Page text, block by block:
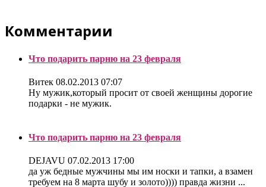
Комментарии
Что подарить парню на 23 февраля
Витек 08.02.2013 07:07
Ну мужик,который просит от своей женщины дорогие
подарки - не мужик.
Что подарить парню на 23 февраля
DEJAVU 07.02.2013 17:00
да уж бедные мужчины мы им носки и тапки, а взамен
требуем на 8 марта шубу и золото)))) правда жизни ...